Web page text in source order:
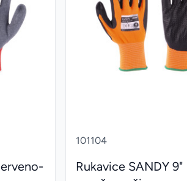
101104
Rukavice SANDY 9"